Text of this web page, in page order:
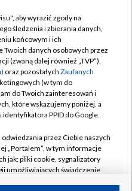
TVP
aby wyrazić zgody na
śledzenia i zbierania danych,
końcowym i ich
danych osobowych przez
(zwaną dalej również „TVP”),
oraz pozostałych Zaufanych
(w tym do
do Twoich zainteresowań i
które wskazujemy poniżej, a
PPID do Google.
przez Ciebie naszych
„Portalem”, w tym informacje
jak: pliki cookie, sygnalizatory
umożliwiających świadczenie